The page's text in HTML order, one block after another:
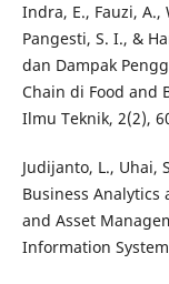
Indra, E., Fauzi, A.,
Pangesti, S. I., &
dan Dampak
Chain di Food and
Ilmu Teknik, 2(2),
Judijanto, L., Uhai,
Business
and Asset
Information